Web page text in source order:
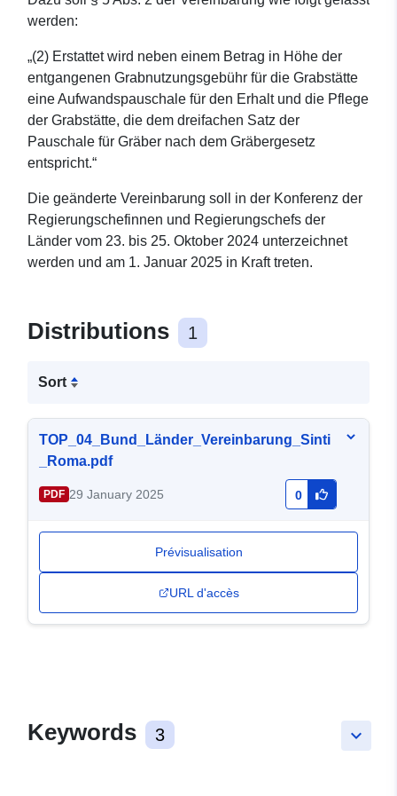
werden:
„(2) Erstattet wird neben einem Betrag in Höhe der
entgangenen Grabnutzungsgebühr für die Grabstätte
eine Aufwandspauschale für den Erhalt und die Pflege
der Grabstätte, die dem dreifachen Satz der
Pauschale für Gräber nach dem Gräbergesetz
entspricht.“
Die geänderte Vereinbarung soll in der Konferenz der
Regierungschefinnen und Regierungschefs der
Länder vom 23. bis 25. Oktober 2024 unterzeichnet
werden und am 1. Januar 2025 in Kraft treten.
Distributions 1
Sort
TOP_04_Bund_Länder_Vereinbarung_Sinti
_Roma.pdf
PDF 29 January 2025 0
Prévisualisation
URL d'accès
keyboard_arrow_down
Keywords 3